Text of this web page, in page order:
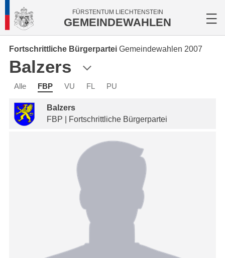
FÜRSTENTUM LIECHTENSTEIN
GEMEINDEWAHLEN
Fortschrittliche Bürgerpartei Gemeindewahlen 2007
Balzers
Alle FBP VU FL PU
Balzers
FBP | Fortschrittliche Bürgerpartei